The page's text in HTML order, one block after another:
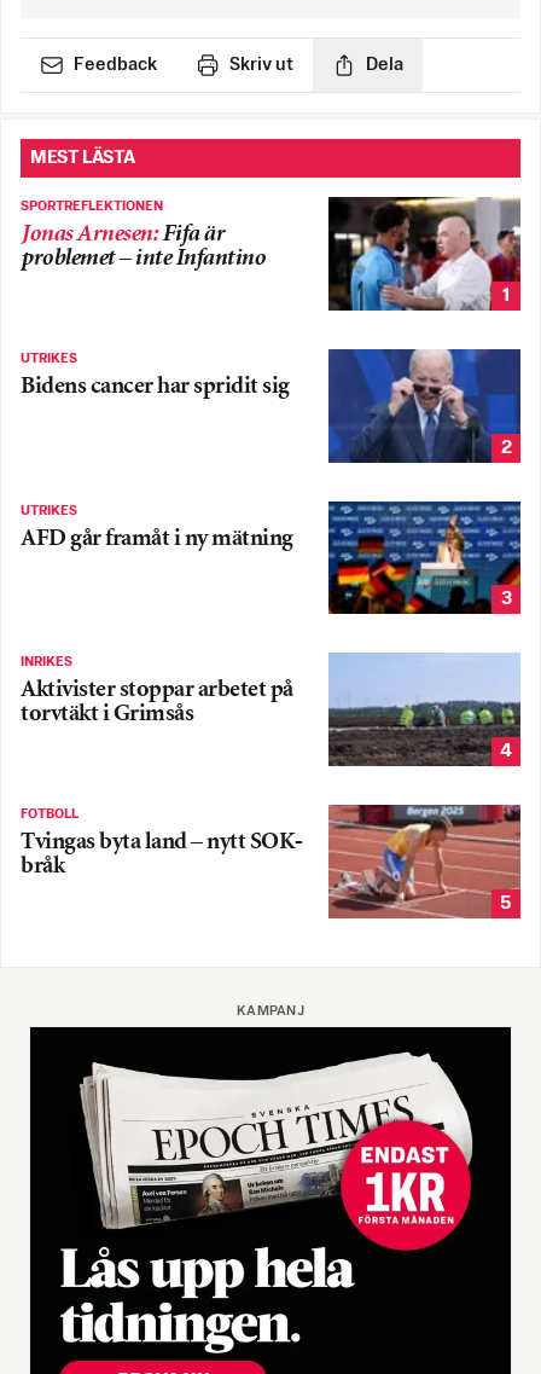
Feedback Skriv ut Dela
MEST LÄSTA
SPORTREFLEKTIONEN
Jonas Arnesen:Fifa är
problemet – inte Infantino
1
UTRIKES
Bidens cancer har spridit sig
2
UTRIKES
AFD går framåt i ny mätning
3
INRIKES
Aktivister stoppar arbetet på
torvtäkt i Grimsås
4
FOTBOLL
Tvingas byta land – nytt SOK-
bråk
5
KAMPANJ